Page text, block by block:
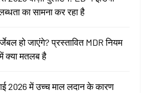
का सामना कर रहा है
हो जाएंगे? प्रस्तावित MDR नियम
क्या मतलब है
2026 में उच्च माल लदान के कारण